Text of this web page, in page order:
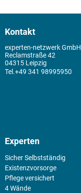
Kontakt
experten-netzwerk GmbH
Reclamstraße 42
04315 Leipzig
+49 341 98995950
Experten
Sicher Selbstständig
Existenz­vorsorge
Pflege versichert
4 Wände